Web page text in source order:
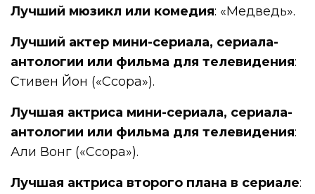
Лучший мюзикл или комедия: «Медведь».
Лучший актер мини-сериала, сериала-
антологии или фильма для телевидения:
Стивен Йон («Ссора»).
Лучшая актриса мини-сериала, сериала-
антологии или фильма для телевидения:
Али Вонг («Ссора»).
Лучшая актриса второго плана в сериале: